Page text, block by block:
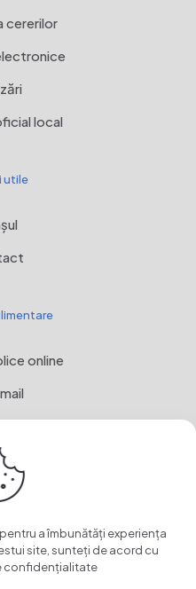
cererilor
local
utile
online
Rurală, MADR
a îmbunătăți experiența
site, sunteți de acord cu
confidențialitate